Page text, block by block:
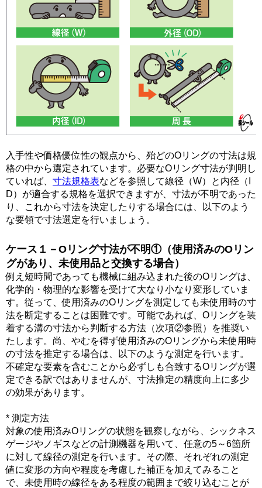
入手性や価格優位性の観点から、殆どのOリングの寸法は規
格の中から選定されています。必要なOリング寸法が判明し
ていれば、 寸法規格表などを参照して線径（W）と内径（I
D）が適合する規格を選択できますが、寸法が不明であった
り、これから寸法を決定したりする場合には、以下のよう
な要領で寸法選定を行いましょう。
ケース１－Oリング寸法が不明①（使用済みのOリン
グがあり、未使用品と交換する場合）
例え短時間であっても機械に組み込まれた後のOリングは、
化学的・物理的な影響を受けて大なり小なり変形していま
す。従って、使用済みのOリングを測定しても未使用時の寸
法を断定することは困難です。可能であれば、Oリングを装
着する溝の寸法から判断する方法（次項②参照）を推奨い
たします。尚、やむを得ず使用済みのOリングから未使用時
の寸法を推定する場合は、以下のような測定を行います。
不確定な要素を含むことから必ずしも合致するOリングが選
定できる訳ではありませんが、寸法推定の精度向上に多少
の効果があります。
* 測定方法
対象の使用済みOリングの状態を観察しながら、シックネス
ゲージやノギスなどの計測機器を用いて、任意の5～6箇所
に対して線径の測定を行います。その際、それぞれの測定
値に変形の方向や程度を考慮した補正を加えてみること
で、未使用時の線径をある程度の範囲まで絞り込むことが